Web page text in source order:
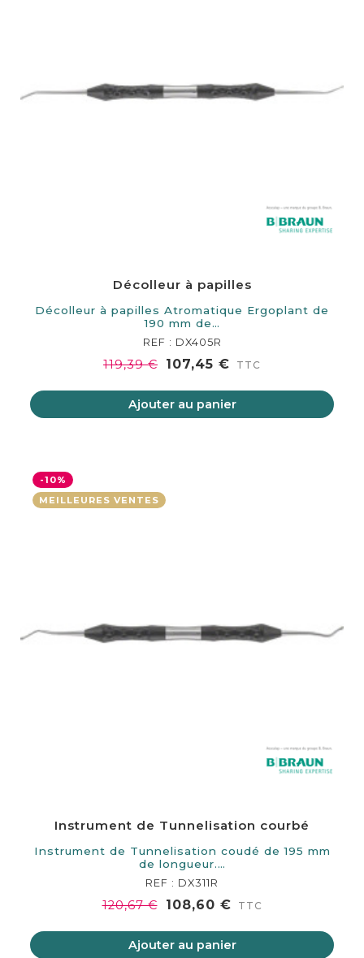
Décolleur à papilles
Décolleur à papilles Atromatique Ergoplant de
190 mm de…
REF : DX405R
119,39 € 107,45 € TTC
Ajouter au panier
-10%
MEILLEURES VENTES
Instrument de Tunnelisation courbé
Instrument de Tunnelisation coudé de 195 mm
de longueur.…
REF : DX311R
120,67 € 108,60 € TTC
Ajouter au panier